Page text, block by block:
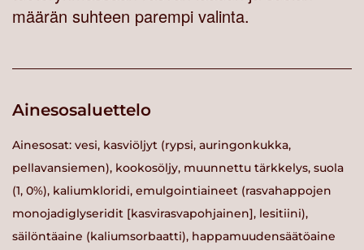
määrän suhteen parempi valinta.
Ainesosaluettelo
Ainesosat: vesi, kasviöljyt (rypsi, auringonkukka,
pellavansiemen), kookosöljy, muunnettu tärkkelys, suola
(1, 0%), kaliumkloridi, emulgointiaineet (rasvahappojen
monojadiglyseridit [kasvirasvapohjainen], lesitiini),
säilöntäaine (kaliumsorbaatti), happamuudensäätöaine